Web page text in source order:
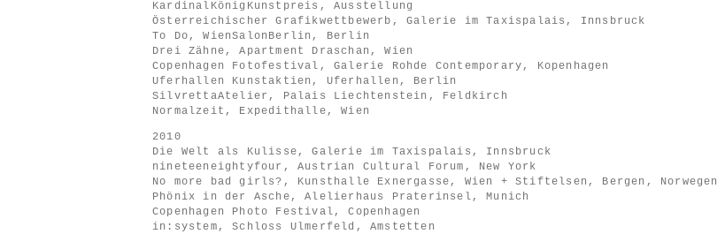
KardinalKönigKunstpreis, Ausstellung
Österreichischer Grafikwettbewerb, Galerie im Taxispalais, Innsbruck
To Do, WienSalonBerlin, Berlin
Drei Zähne, Apartment Draschan, Wien
Copenhagen Fotofestival, Galerie Rohde Contemporary, Kopenhagen
Uferhallen Kunstaktien, Uferhallen, Berlin
SilvrettaAtelier, Palais Liechtenstein, Feldkirch
Normalzeit, Expedithalle, Wien
2010
Die Welt als Kulisse, Galerie im Taxispalais, Innsbruck
nineteeneightyfour, Austrian Cultural Forum, New York
No more bad girls?, Kunsthalle Exnergasse, Wien + Stiftelsen, Bergen, Norwegen
Phönix in der Asche, Alelierhaus Praterinsel, Munich
Copenhagen Photo Festival, Copenhagen
in:system, Schloss Ulmerfeld, Amstetten